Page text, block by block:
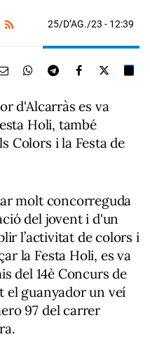
25/D’AG./23 - 12:39
d'Alcarràs es va
Holi, també
Colors i la Festa de
molt concorreguda
del jovent i d'un
l’activitat de colors i
la Festa Holi, es va
del 14è Concurs de
el guanyador un veí
97 del carrer